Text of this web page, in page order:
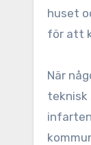
huset
för att
När
teknisk